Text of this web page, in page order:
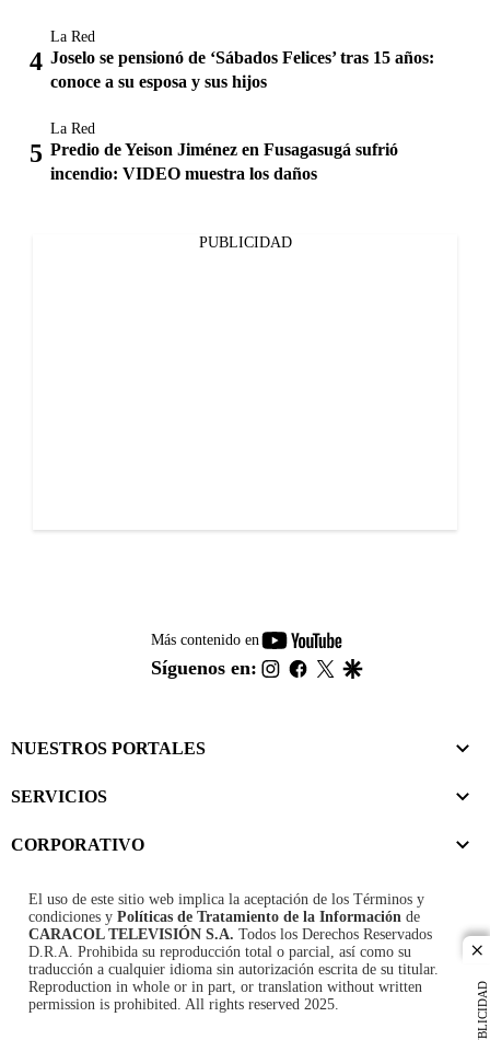
PUBLICIDAD
La Red
Joselo se pensionó de ‘Sábados Felices’ tras 15 años:
conoce a su esposa y sus hijos
La Red
Predio de Yeison Jiménez en Fusagasugá sufrió
incendio: VIDEO muestra los daños
PUBLICIDAD
Más contenido en
youtube-
footer
Síguenos en: instagram
facebook
twitter
NUESTROS PORTALES
SERVICIOS
CORPORATIVO
El uso de este sitio web implica la aceptación de los Términos y
condiciones y Políticas de Tratamiento de la Información de
CARACOL TELEVISIÓN S.A. Todos los Derechos Reservados
D.R.A. Prohibida su reproducción total o parcial, así como su
traducción a cualquier idioma sin autorización escrita de su titular.
Reproduction in whole or in part, or translation without written
permission is prohibited. All rights reserved 2025.